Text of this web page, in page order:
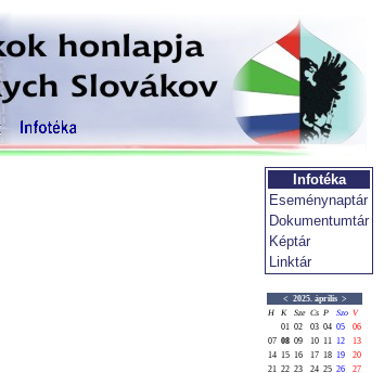
Infotéka
Eseménynaptár
Dokumentumtár
Képtár
Linktár
< 2025. április >
H
K Sze Cs P Szo V
01 02 03 04 05
06
07 08 09 10 11 12
13
14 15 16 17 18 19
20
21 22 23 24 25 26
27